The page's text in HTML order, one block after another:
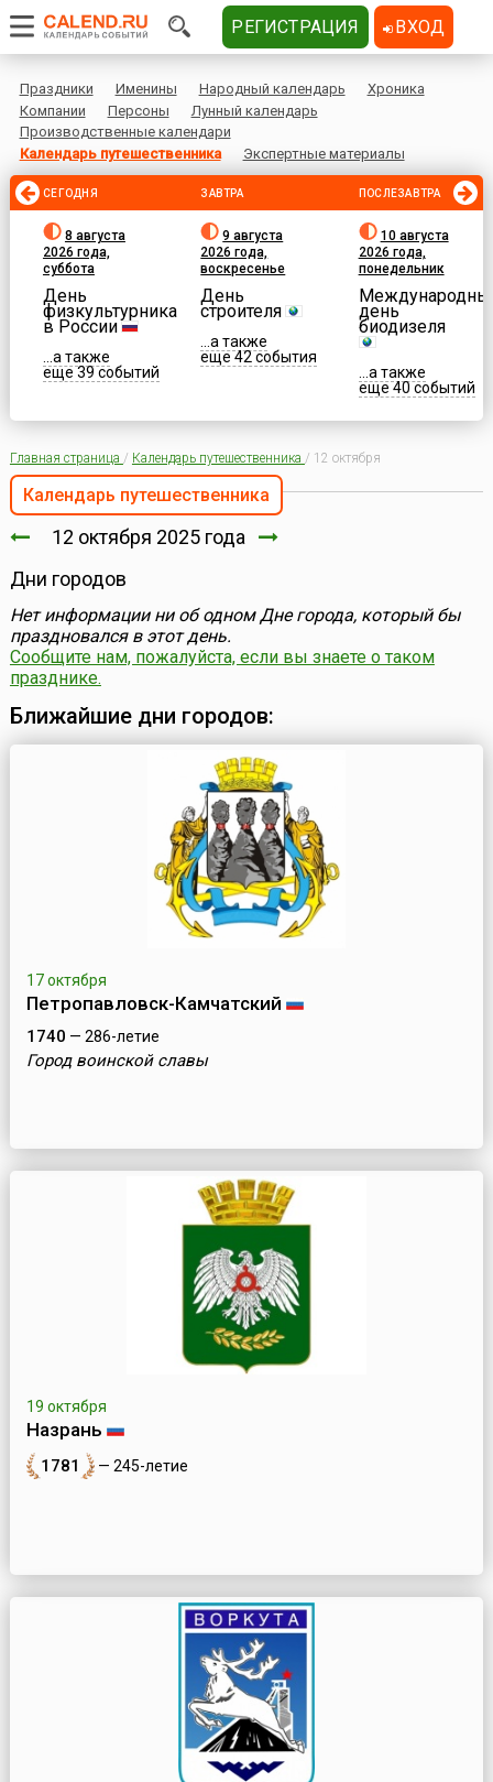
Праздники Именины Народный календарь
Хроника
Компании
Персоны
Лунный календарь
Производственные календари
Календарь путешественника
Экспертные материалы
СЕГОДНЯ
8 августа
2026 года,
суббота
День
физкультурника
в России
...а также
еще 39 событий
ЗАВТРА
9 августа
2026 года,
воскресенье
День
строителя
...а также
еще 42 события
ПОСЛЕЗАВТРА
10 августа
2026 года,
понедельник
день
биодизеля
...а также
еще 40 событий
Главная страница / Календарь путешественника / 12 октября
Календарь путешественника
12 октября 2025 года
Дни городов
Нет информации ни об одном Дне города, который бы
праздновался в этот день.
Сообщите нам, пожалуйста, если вы знаете о таком
празднике.
Ближайшие дни городов:
17 октября
Петропавловск-Камчатский
1740 — 286-летие
Город воинской славы
19 октября
Назрань
1781 — 245-летие
РЕГИСТРАЦИЯ ВХОД